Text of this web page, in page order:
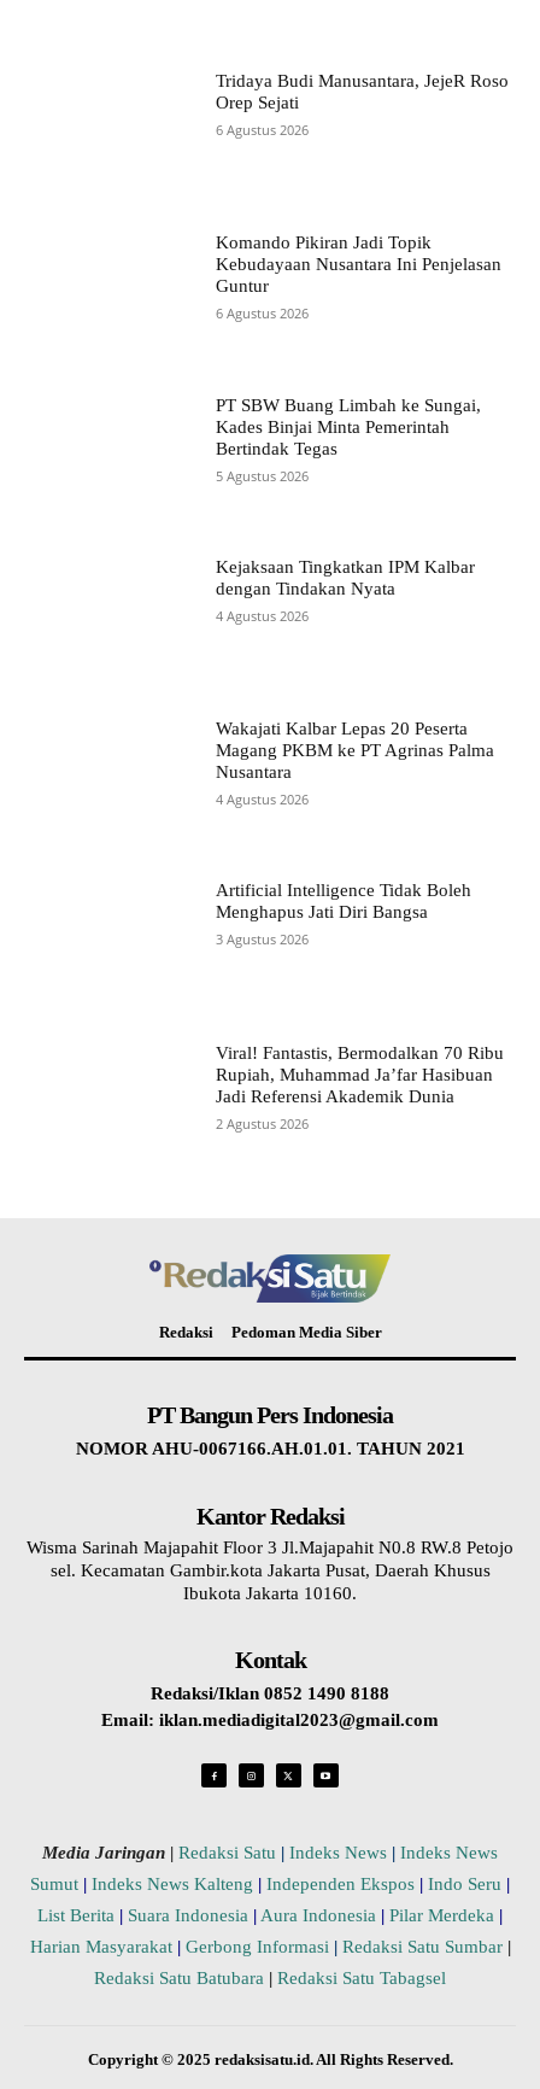
Tridaya Budi Manusantara, JejeR Roso
Orep Sejati
6 Agustus 2026
Komando Pikiran Jadi Topik
Kebudayaan Nusantara Ini Penjelasan
Guntur
6 Agustus 2026
PT SBW Buang Limbah ke Sungai,
Kades Binjai Minta Pemerintah
Bertindak Tegas
5 Agustus 2026
Kejaksaan Tingkatkan IPM Kalbar
dengan Tindakan Nyata
4 Agustus 2026
Wakajati Kalbar Lepas 20 Peserta
Magang PKBM ke PT Agrinas Palma
Nusantara
4 Agustus 2026
Artificial Intelligence Tidak Boleh
Menghapus Jati Diri Bangsa
3 Agustus 2026
Viral! Fantastis, Bermodalkan 70 Ribu
Rupiah, Muhammad Ja’far Hasibuan
Jadi Referensi Akademik Dunia
2 Agustus 2026
Redaksi Pedoman Media Siber
PT Bangun Pers Indonesia
NOMOR AHU-0067166.AH.01.01. TAHUN 2021
Kantor Redaksi
Wisma Sarinah Majapahit Floor 3 Jl.Majapahit N0.8 RW.8 Petojo
sel. Kecamatan Gambir.kota Jakarta Pusat, Daerah Khusus
Ibukota Jakarta 10160.
Kontak
Redaksi/Iklan 0852 1490 8188
Email: iklan.mediadigital2023@gmail.com
Media Jaringan | Redaksi Satu | Indeks News | Indeks News
Sumut | Indeks News Kalteng | Independen Ekspos | Indo Seru |
List Berita | Suara Indonesia |Aura Indonesia | Pilar Merdeka |
Harian Masyarakat | Gerbong Informasi | Redaksi Satu Sumbar |
Redaksi Satu Batubara | Redaksi Satu Tabagsel
Copyright © 2025 redaksisatu.id. All Rights Reserved.